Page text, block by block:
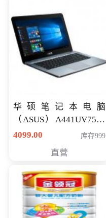
华硕笔记本电脑
（ASUS）A441UV7500
顽石（7代i7-7500U 4G
4099.00 库存999
直营